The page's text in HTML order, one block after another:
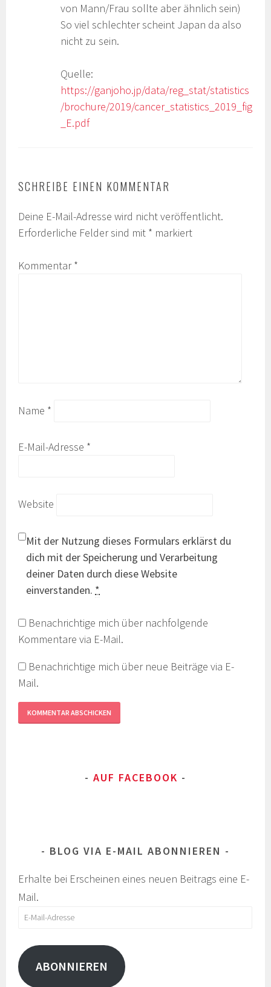
von Mann/Frau sollte aber ähnlich sein)
So viel schlechter scheint Japan da also
nicht zu sein.
Quelle:
https://ganjoho.jp/data/reg_stat/statistics
/brochure/2019/cancer_statistics_2019_fig
_E.pdf
SCHREIBE EINEN KOMMENTAR
Deine E-Mail-Adresse wird nicht veröffentlicht.
Erforderliche Felder sind mit * markiert
Kommentar*
Name *
E-Mail-Adresse *
Website
Mit der Nutzung dieses Formulars erklärst du
dich mit der Speicherung und Verarbeitung
deiner Daten durch diese Website
einverstanden. *
Benachrichtige mich über nachfolgende
Kommentare via E-Mail.
Benachrichtige mich über neue Beiträge via E-
Mail.
AUF FACEBOOK
BLOG VIA E-MAIL ABONNIEREN
Erhalte bei Erscheinen eines neuen Beitrags eine E-
Mail.
E-
Adresse
ABONNIEREN